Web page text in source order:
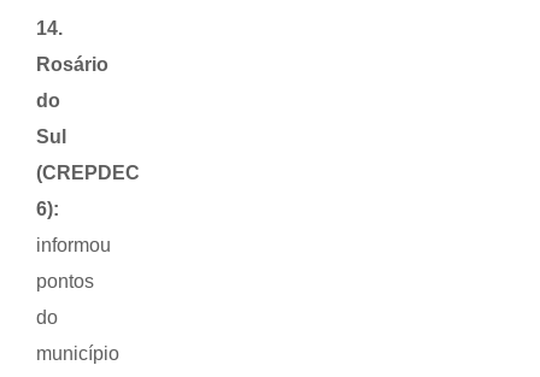
14.
Rosário
do
Sul
(CREPDEC
6):
informou
pontos
do
município